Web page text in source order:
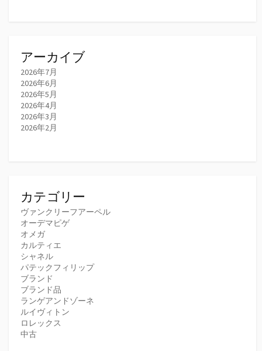
アーカイブ
2026年7月
2026年6月
2026年5月
2026年4月
2026年3月
2026年2月
カテゴリー
ヴァンクリーフアーペル
オーデマピゲ
オメガ
カルティエ
シャネル
パテックフィリップ
ブランド
ブランド品
ランゲアンドゾーネ
ルイヴィトン
ロレックス
中古